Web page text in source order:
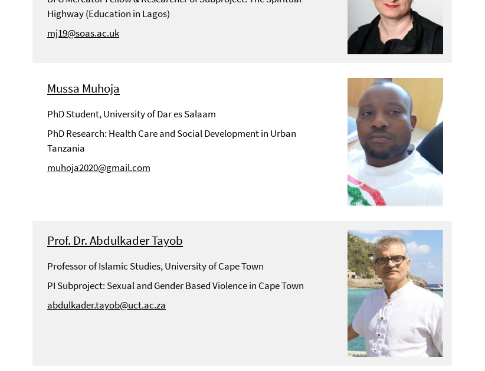
Highway (Education in Lagos)
mj19@soas.ac.uk
Mussa Muhoja
PhD Student, University of Dar es Salaam
PhD Research: Health Care and Social Development in Urban
Tanzania
muhoja2020@gmail.com
Prof. Dr. Abdulkader Tayob
Professor of Islamic Studies, University of Cape Town
PI Subproject: Sexual and Gender Based Violence in Cape Town
abdulkader.tayob@uct.ac.za